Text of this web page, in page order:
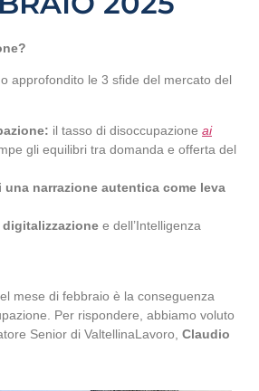
approfondito le 3 sfide del mercato del
il tasso di disoccupazione ai
gli equilibri tra domanda e offerta del
una narrazione autentica come leva
digitalizzazione e dell’Intelligenza
mese di febbraio è la conseguenza
Per rispondere, abbiamo voluto
Senior di ValtellinaLavoro, Claudio